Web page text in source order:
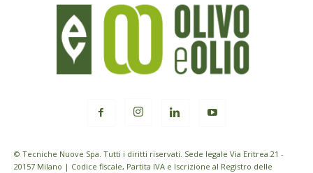
© Tecniche Nuove Spa. Tutti i diritti riservati. Sede legale Via Eritrea 21 -
20157 Milano | Codice fiscale, Partita IVA e Iscrizione al Registro delle